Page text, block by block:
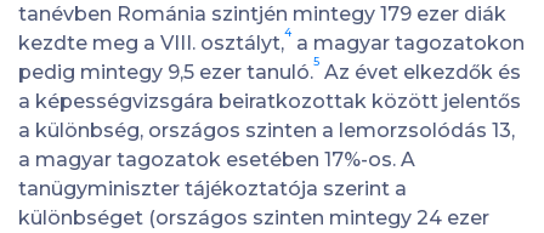
tanévben Románia szintjén mintegy 179 ezer diák
kezdte meg a VIII. osztályt,4 a magyar tagozatokon
pedig mintegy 9,5 ezer tanuló.5 Az évet elkezdők és
a képességvizsgára beiratkozottak között jelentős
a különbség, országos szinten a lemorzsolódás 13,
a magyar tagozatok esetében 17%-os. A
tanügyminiszter tájékoztatója szerint a
különbséget (országos szinten mintegy 24 ezer